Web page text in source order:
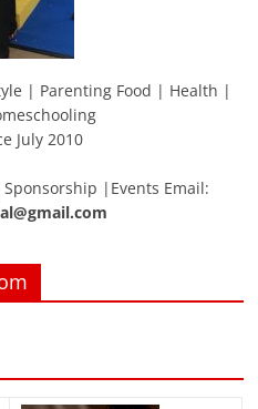
| Parenting Food | Health |
July 2010
|Events Email: